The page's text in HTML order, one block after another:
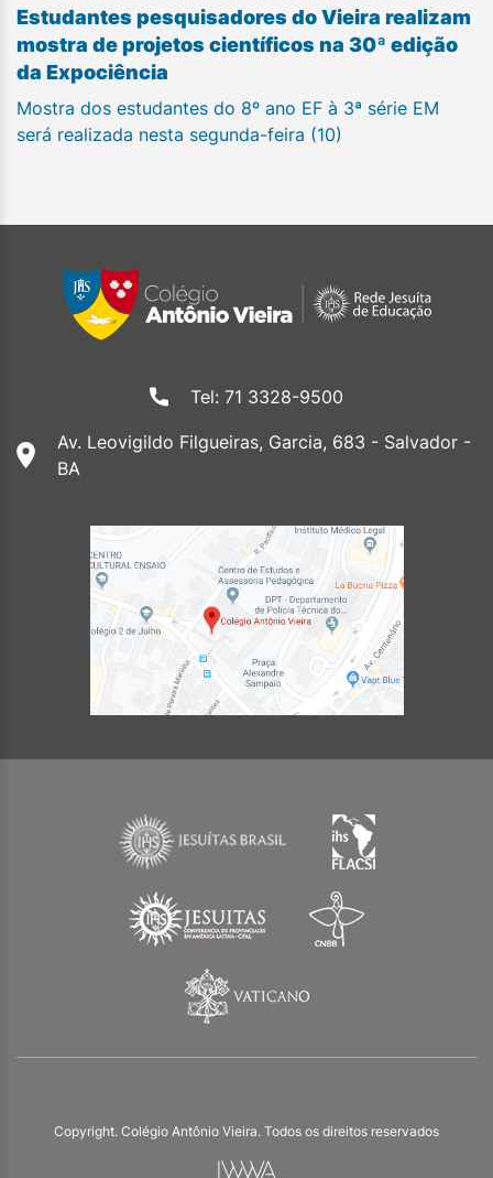
Estudantes pesquisadores do Vieira realizam
mostra de projetos científicos na 30ª edição
da Expociência
Mostra dos estudantes do 8º ano EF à 3ª série EM
será realizada nesta segunda-feira (10)
Tel: 71 3328-9500
Av. Leovigildo Filgueiras, Garcia, 683 - Salvador -
BA
Copyright. Colégio Antônio Vieira. Todos os direitos reservados